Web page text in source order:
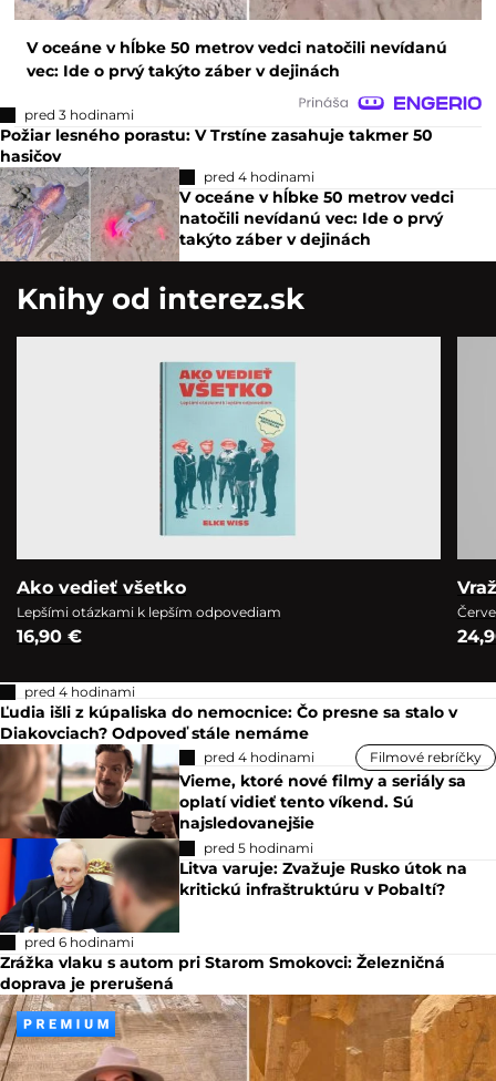
V oceáne v hĺbke 50 metrov vedci natočili nevídanú
vec: Ide o prvý takýto záber v dejinách
pred 3 hodinami
Požiar lesného porastu: V Trstíne zasahuje takmer 50
hasičov
pred 4 hodinami
V oceáne v hĺbke 50 metrov vedci
natočili nevídanú vec: Ide o prvý
takýto záber v dejinách
Knihy od interez.sk
Ako vedieť všetko
Lepšími otázkami k lepším odpovediam
16,90 €
pred 4 hodinami
Ľudia išli z kúpaliska do nemocnice: Čo presne sa stalo v
Diakovciach? Odpoveď stále nemáme
pred 4 hodinami Filmové rebríčky
Vieme, ktoré nové filmy a seriály sa
oplatí vidieť tento víkend. Sú
najsledovanejšie
pred 5 hodinami
Litva varuje: Zvažuje Rusko útok na
kritickú infraštruktúru v Pobaltí?
pred 6 hodinami
Zrážka vlaku s autom pri Starom Smokovci: Železničná
doprava je prerušená